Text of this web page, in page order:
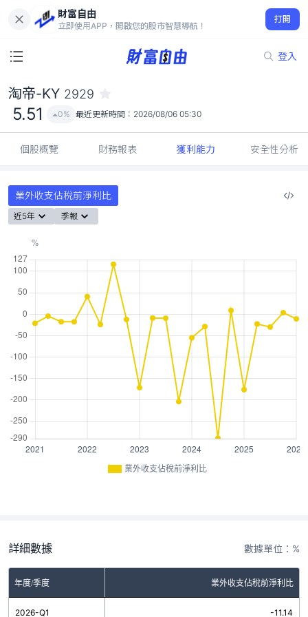
財富自由
立即使用APP，開啟您的股市智慧導航！
打開
登入
5.51
0%
淘帝-KY 2929
5.51 0% 最近更新時間： 2026/08/06 05:30
個股概覽 財務報表 獲利能力 安全性分析
業外收支佔稅前淨利比
近5年 季報
業外收支佔稅前淨利比
詳細數據 數據單位：%
年度/季度 業外收支佔稅前淨利比
2026-Q1 -11.14